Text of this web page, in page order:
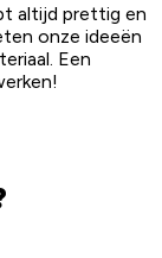
altijd prettig en
onze ideeën
Een